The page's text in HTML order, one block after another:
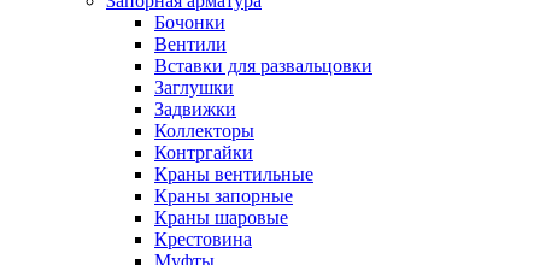
Бочонки
Вентили
Вставки для развальцовки
Заглушки
Задвижки
Коллекторы
Контргайки
Краны вентильные
Краны запорные
Краны шаровые
Крестовина
Муфты